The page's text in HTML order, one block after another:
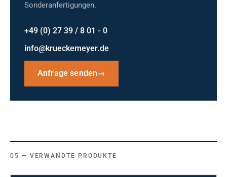
Sonderanfertigungen.
+49 (0) 27 39 / 8 01 - 0
info@krueckemeyer.de
Anfrage senden→
VERWANDTE PRODUKTE